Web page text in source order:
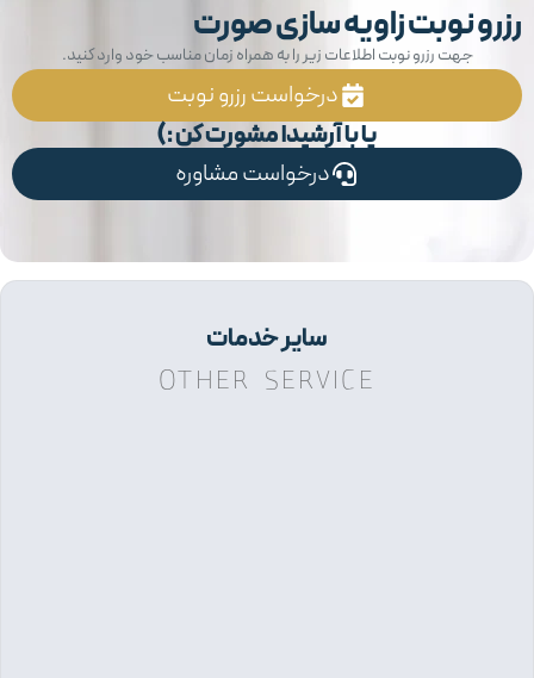
نوبت زاویه سازی صورت
جهت رزرو نوبت اطلاعات زیر را به همراه زمان مناسب خود وارد کنید.
درخواست رزرو نوبت
یا با آرشیدا مشورت کن :)
درخواست مشاوره
سایر خدمات
OTHER SERVICE